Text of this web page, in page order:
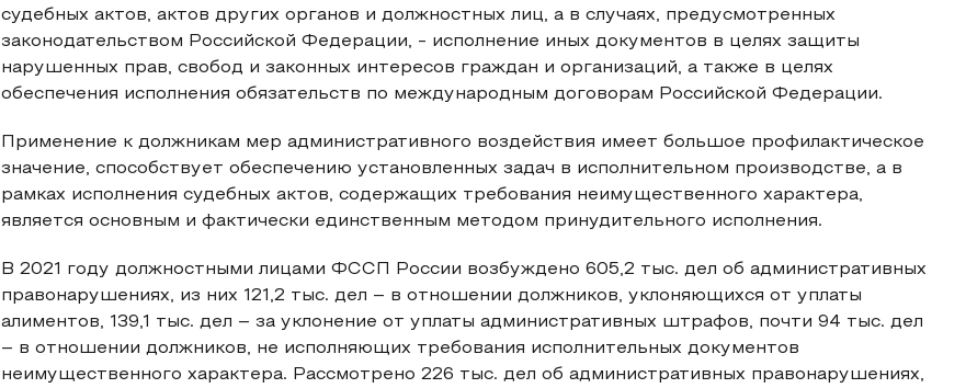
судебных актов, актов других органов и должностных лиц, а в случаях, предусмотренных
законодательством Российской Федерации, - исполнение иных документов в целях защиты
нарушенных прав, свобод и законных интересов граждан и организаций, а также в целях
обеспечения исполнения обязательств по международным договорам Российской Федерации.
Применение к должникам мер административного воздействия имеет большое профилактическое
значение, способствует обеспечению установленных задач в исполнительном производстве, а в
рамках исполнения судебных актов, содержащих требования неимущественного характера,
является основным и фактически единственным методом принудительного исполнения.
В 2021 году должностными лицами ФССП России возбуждено 605,2 тыс. дел об административных
правонарушениях, из них 121,2 тыс. дел – в отношении должников, уклоняющихся от уплаты
алиментов, 139,1 тыс. дел – за уклонение от уплаты административных штрафов, почти 94 тыс. дел
– в отношении должников, не исполняющих требования исполнительных документов
неимущественного характера. Рассмотрено 226 тыс. дел об административных правонарушениях,